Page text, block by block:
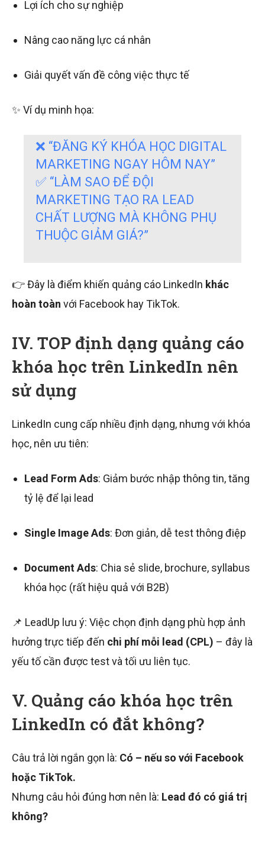
Lợi ích cho sự nghiệp
Nâng cao năng lực cá nhân
Giải quyết vấn đề công việc thực tế
✨ Ví dụ minh họa:
❌ “ĐĂNG KÝ KHÓA HỌC DIGITAL
MARKETING NGAY HÔM NAY”
✅ “LÀM SAO ĐỂ ĐỘI
MARKETING TẠO RA LEAD
CHẤT LƯỢNG MÀ KHÔNG PHỤ
THUỘC GIẢM GIÁ?”
👉 Đây là điểm khiến quảng cáo LinkedIn khác
hoàn toàn với Facebook hay TikTok.
IV. TOP định dạng quảng cáo
khóa học trên LinkedIn nên
sử dụng
LinkedIn cung cấp nhiều định dạng, nhưng với khóa
học, nên ưu tiên:
Lead Form Ads: Giảm bước nhập thông tin, tăng
tỷ lệ để lại lead
Single Image Ads: Đơn giản, dễ test thông điệp
Document Ads: Chia sẻ slide, brochure, syllabus
khóa học (rất hiệu quả với B2B)
📌 LeadUp lưu ý: Việc chọn định dạng phù hợp ảnh
hưởng trực tiếp đến chi phí mỗi lead (CPL) – đây là
yếu tố cần được test và tối ưu liên tục.
V. Quảng cáo khóa học trên
LinkedIn có đắt không?
Câu trả lời ngắn gọn là: Có – nếu so với Facebook
hoặc TikTok.
Nhưng câu hỏi đúng hơn nên là: Lead đó có giá trị
không?